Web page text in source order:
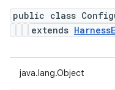
public class
extends
java.lang.Object